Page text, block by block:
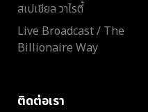
สเปเชียล วาไรตี้
Live Broadcast / The
Billionaire Way
ติดต่อเรา